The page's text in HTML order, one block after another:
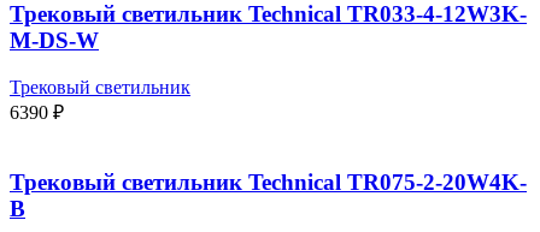
Трековый светильник Technical TR033-4-12W3K-
M-DS-W
Трековый светильник
6390 ₽
Трековый светильник Technical TR075-2-20W4K-
B